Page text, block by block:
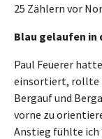
25 Zählern vor
Blau gelaufen in
Paul Feuerer
einsortiert, rollte
Bergauf und
vorne zu
Anstieg fühlte ich